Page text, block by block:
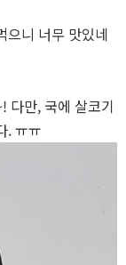
으니 너무 맛있네
다만, 국에 살코기
. ㅠㅠ